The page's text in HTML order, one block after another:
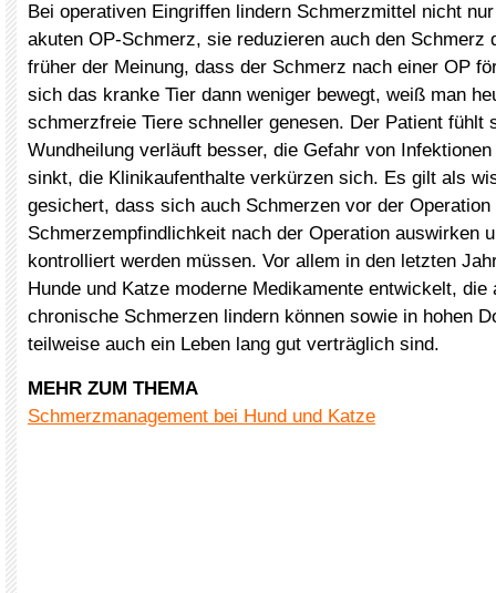
Bei operativen Eingriffen lindern Schmerzmittel nicht nur
akuten OP-Schmerz, sie reduzieren auch den Schmerz
früher der Meinung, dass der Schmerz nach einer OP
sich das kranke Tier dann weniger bewegt, weiß man
schmerzfreie Tiere schneller genesen. Der Patient fühlt
Wundheilung verläuft besser, die Gefahr von
sinkt, die Klinikaufenthalte verkürzen sich. Es gilt als
gesichert, dass sich auch Schmerzen vor der
Schmerzempfindlichkeit nach der Operation auswirken
kontrolliert werden müssen. Vor allem in den letzten
Hunde und Katze moderne Medikamente entwickelt, die
chronische Schmerzen lindern können sowie in hohen
teilweise auch ein Leben lang gut verträglich sind.
MEHR ZUM THEMA
Schmerzmanagement bei Hund und Katze